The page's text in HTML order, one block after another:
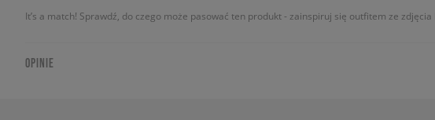
It’s a match! Sprawdź, do czego może pasować ten produkt - zainspiruj się outfitem ze
OPINIE